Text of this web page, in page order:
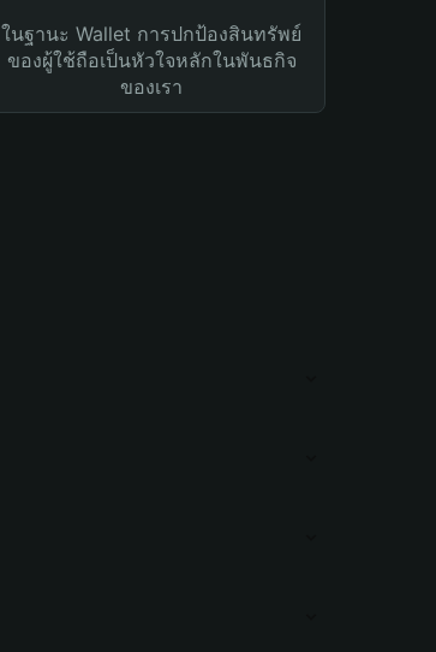
ในฐานะ Wallet การปกป้องสินทรัพย์
ของผู้ใช้ถือเป็นหัวใจหลักในพันธกิจ
ของเรา